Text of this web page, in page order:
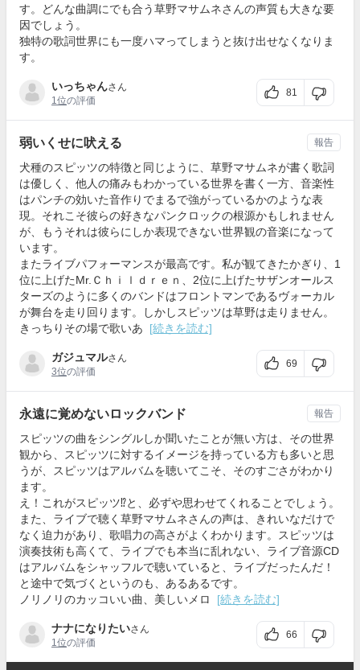
す。どんな曲調にでも合う草野マサムネさんの声質も大きな要
因でしょう。
独特の歌詞世界にも一度ハマってしまうと抜け出せなくなりま
す。
いっちゃんさん
1位の評価
81
弱いくせに吠える
犬種のスピッツの特徴と同じように、草野マサムネが書く歌詞
は優しく、他人の痛みもわかっている世界を書く一方、音楽性
はパンチの効いた音作りでまるで強がっているかのような表
現。それこそ彼らの好きなパンクロックの根源かもしれません
が、もうそれは彼らにしか表現できない世界観の音楽になって
います。
またライブパフォーマンスが最高です。私が観てきたかぎり、1
位に上げたMr.Ｃｈｉｌｄｒｅｎ、2位に上げたサザンオールス
ターズのように多くのバンドはフロントマンであるヴォーカル
が舞台を走り回ります。しかしスピッツは草野は走りません。
きっちりその場で歌いあ
[続きを読む]
ガジュマルさん
3位の評価
69
報告
永遠に覚めないロックバンド
スピッツの曲をシングルしか聞いたことが無い方は、その世界
観から、スピッツに対するイメージを持っている方も多いと思
うが、スピッツはアルバムを聴いてこそ、そのすごさがわかり
ます。
え！これがスピッツ⁉︎と、必ずや思わせてくれることでしょう。
また、ライブで聴く草野マサムネさんの声は、きれいなだけで
なく迫力があり、歌唱力の高さがよくわかります。スピッツは
演奏技術も高くて、ライブでも本当に乱れない、ライブ音源CD
はアルバムをシャッフルで聴いていると、ライブだったんだ！
と途中で気づくというのも、あるあるです。
ノリノリのカッコいい曲、美しいメロ
[続きを読む]
ナナになりたいさん
1位の評価
66
報告